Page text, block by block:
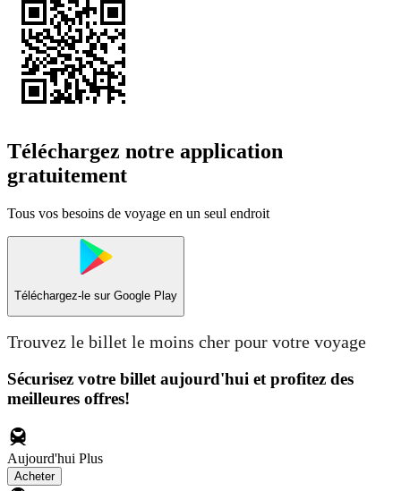
Téléchargez notre application
gratuitement
Tous vos besoins de voyage en un seul endroit
Téléchargez-le sur Google Play
Trouvez le billet le moins cher pour votre voyage
Sécurisez votre billet aujourd'hui et profitez des
meilleures offres!
Aujourd'hui Plus
Acheter